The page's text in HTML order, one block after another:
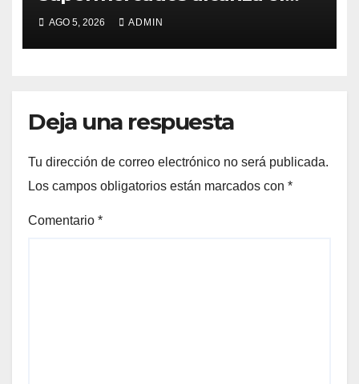
98%
AGO 5, 2026 ADMIN
Deja una respuesta
Tu dirección de correo electrónico no será publicada.
Los campos obligatorios están marcados con *
Comentario *